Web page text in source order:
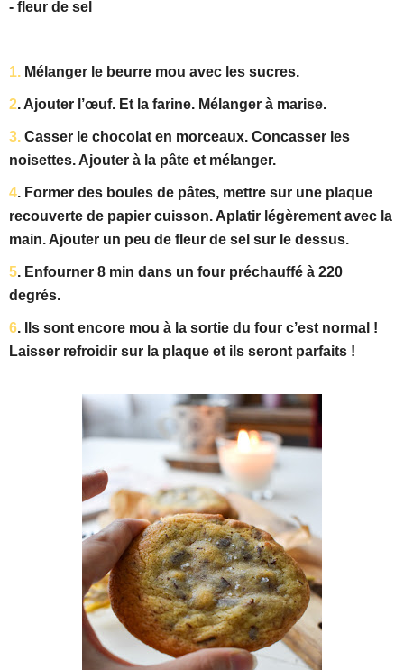
- fleur de sel
1. Mélanger le beurre mou avec les sucres.
2. Ajouter l’œuf. Et la farine. Mélanger à marise.
3. Casser le chocolat en morceaux. Concasser les
noisettes. Ajouter à la pâte et mélanger.
4. Former des boules de pâtes, mettre sur une plaque
recouverte de papier cuisson. Aplatir légèrement avec la
main. Ajouter un peu de fleur de sel sur le dessus.
5. Enfourner 8 min dans un four préchauffé à 220
degrés.
6. Ils sont encore mou à la sortie du four c’est normal !
Laisser refroidir sur la plaque et ils seront parfaits !